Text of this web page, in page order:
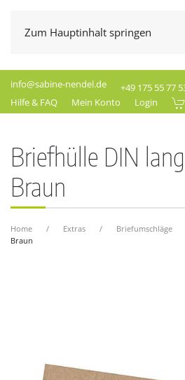
Zum Hauptinhalt springen
info@sabine-nendel.de
+49 175 55 77
Hilfe & FAQ
Mein Konto Login
Briefhülle DIN
Braun
Home Extras Briefumschläge
Braun